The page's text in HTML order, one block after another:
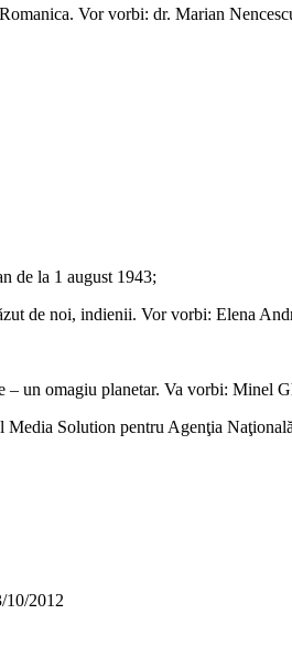
Vor vorbi: dr. Marian
de la 1 august 1943;
de noi, indienii. Vor vorbi: Elena
un omagiu planetar. Va vorbi: Minel
Solution pentru Agenţia
10/2012